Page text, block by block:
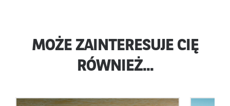
MOŻE ZAINTERESUJE CIĘ
RÓWNIEŻ...